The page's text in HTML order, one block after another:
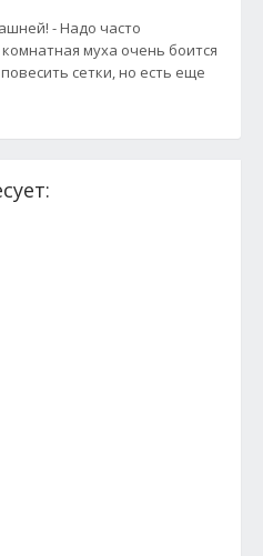
- Надо часто
муха очень боится
сетки, но есть еще